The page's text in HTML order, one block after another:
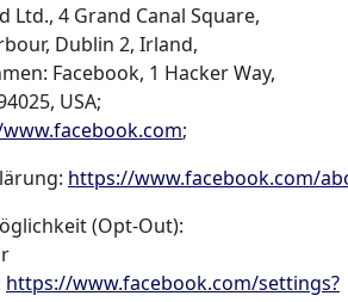
Ltd., 4 Grand Canal Square,
Dublin 2, Irland,
Facebook, 1 Hacker Way,
USA;
;
https://www.facebook.com/
(Opt-Out):
https://www.facebook.com/settings?